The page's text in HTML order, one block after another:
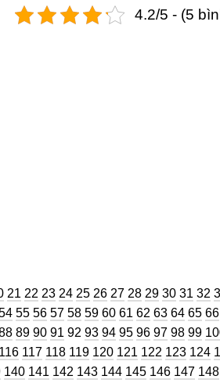
4.2/5 - (5
Trang
21 Trang
22 Trang
23 Trang
24 Trang
25 Trang
26 Trang
27 Trang
28 Trang
29 Trang
30 Trang
31 32
TrangTrang
55 Trang
56 Trang
57 Trang
58 Trang
59 Trang
60 Trang
61 Trang
62 Trang
63 Trang
64 Trang
65 66
Trang
89 Trang
90 Trang
91 Trang
92 Trang
93 Trang
94 Trang
95 Trang
96 Trang
97 Trang
98 Trang
99
Trang
116 Trang
117 Trang
118 Trang
119 Trang
120 Trang
121 Trang
122 Trang
123 Trang
124
Trang
140 Trang
141 Trang
142 Trang
143 Trang
144 Trang
145 Trang
146 Trang
147 148